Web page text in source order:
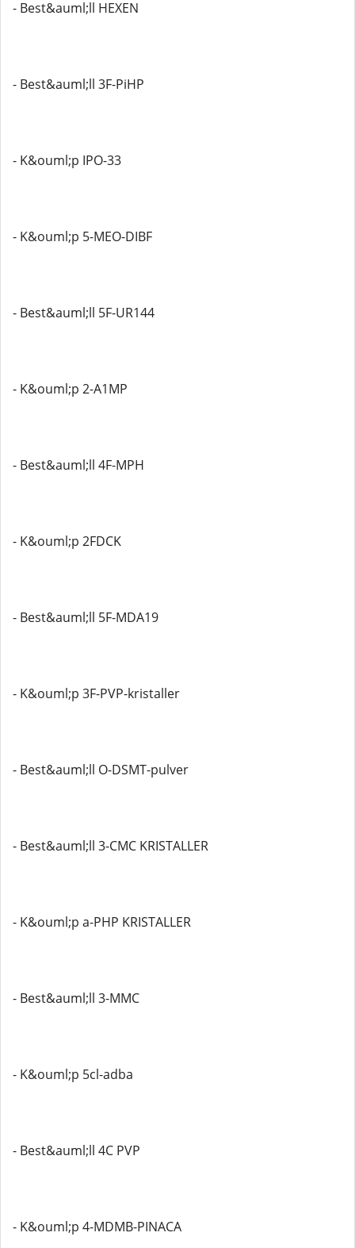
- Best&auml;ll HEXEN
- Best&auml;ll 3F-PiHP
- K&ouml;p IPO-33
- K&ouml;p 5-MEO-DIBF
- Best&auml;ll 5F-UR144
- K&ouml;p 2-A1MP
- Best&auml;ll 4F-MPH
- K&ouml;p 2FDCK
- Best&auml;ll 5F-MDA19
- K&ouml;p 3F-PVP-kristaller
- Best&auml;ll O-DSMT-pulver
- Best&auml;ll 3-CMC KRISTALLER
- K&ouml;p a-PHP KRISTALLER
- Best&auml;ll 3-MMC
- K&ouml;p 5cl-adba
- Best&auml;ll 4C PVP
- K&ouml;p 4-MDMB-PINACA